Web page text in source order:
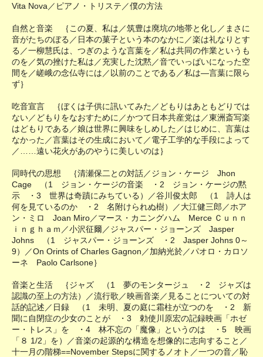
Vita Nova／ピアノ・トリステ／僕の方法
自然と音楽 ｛この夏、私は／筑豊は廃坑の地帯と化し／まさに
音がたちのぼる／日本の菓子という本のなかに／楽は礼なりとす
る／一柳慧氏は、つぎのような言葉を／私は共同の作業というも
のを／気の挫けた私は／充実した沈黙／音でいっぱいになった空
間を／嵯峨の念仏寺には／以前のことである／私は―言葉に限ら
ず｝
吃音宣言 ｛ぼくは子供に訊いてみた／どもりはあともどりでは
ない／どもりをなおすために／かつて日本共産党は／東洲斎写楽
はどもりである／娘は世界に興味をしめした／はじめに、言葉は
なかった／言葉はその生成において／電子工学的な手段によって
／……遠い花火があのやうに美しいのは｝
同時代の思想 ｛清瀬保二との対話／ジョン・ケージ Jhon
Cage （1 ジョン・ケージの音楽 ・2 ジョン・ケージの黙
示 ・3 世界は奇蹟にみちている）／谷川俊太郎 （1 詩人は
何を見ているのか ・2 名附けられぬ樹）／大江健三郎／ホア
ン・ミロ Joan Miro／マース・カニングハム Merce Ｃｕｎｎ
ｉｎｇｈａｍ／小沢征爾／ジャスパー・ジョーンズ Jasper
Johns （1 ジャスパー・ジョーンズ ・2 Jasper Johns 0～
9）／On Orints of Charles Gagnon／加納光於／パオロ・カロソ
ーネ Paolo Carlsone｝
音楽と生活 ｛ジャズ （1 夢のモンタージュ ・2 ジャズは
認識の至上の方法）／流行歌／映画音楽／見ることについての対
話的記述／日録 （1 未明、夏の庭に霜柱が立つのを ・2 新
聞に自閉症の少女のことが ・3 勅使川原宏の記録映画「ホゼ
ー・トレス」を ・4 林不忘の「魔像」というのは ・5 映画
「８ 1/2」を）／音楽の起源的な構造を想像的に志向すること／
十一月の階梯==November Stepsに関するノオト／一つの音／恥